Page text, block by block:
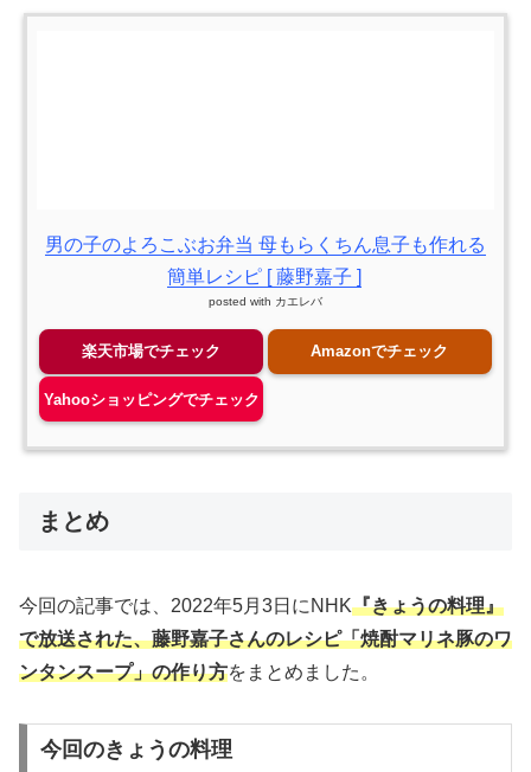
男の子のよろこぶお弁当 母もらくちん息子も作れる
簡単レシピ [ 藤野嘉子 ]
posted with カエレバ
楽天市場でチェック Amazonでチェック
Yahooショッピングでチェック
まとめ
今回の記事では、2022年5月3日にNHK『きょうの料理』
で放送された、藤野嘉子さんのレシピ「焼酎マリネ豚のワ
ンタンスープ」の作り方をまとめました。
今回のきょうの料理